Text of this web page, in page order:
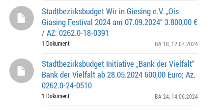
Stadtbezirksbudget Wir in Giesing e.V. „Ois
Giasing Festival 2024 am 07.09.2024“ 3.800,00 €
/ AZ: 0262.0-18-0391
1 Dokument BA 18 , 12.07.2024
Stadtbezirksbudget Initiative „Bank der Vielfalt“
Bank der Vielfalt ab 28.05.2024 600,00 Euro; Az.
0262.0-24-0510
1 Dokument BA 24 , 14.06.2024